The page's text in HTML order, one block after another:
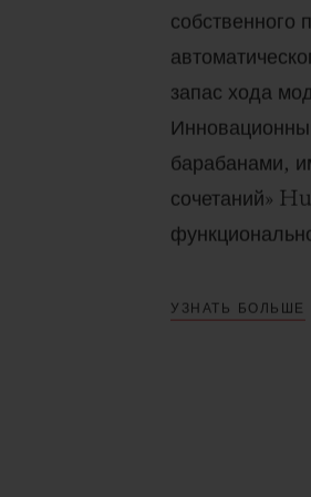
собственного
запас хода
барабанами,
сочетаний»
УЗНАТЬ БОЛЬШЕ